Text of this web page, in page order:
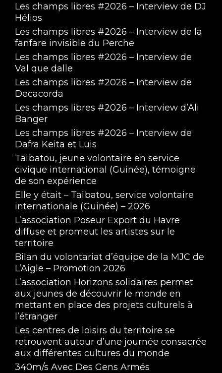
Chemin D'Aventure, Lea - 24 Août 2022
Aug 24, 2022 • 35:59
Chemin D'Aventure, Sabina - 10 Août 2022
Aug 10, 2022 • 32:44
Chemin D'Aventure, Lara - 27 Juillet 2022
Jul 27, 2022 • 30:56
Les champs libres #2026 – Interview de DJ
Hélios
Les champs libres #2026 – Interview de la
fanfare invisible du Perche
Les champs libres #2026 – Interview de
Val que dalle
Les champs libres #2026 – Interview de
Decacorda
Les champs libres #2026 – Interview d’Ali
Banger
Les champs libres #2026 – Interview de
Dafra Keita et Luis
Taïbatou, jeune volontaire en service
civique international (Guinée), témoigne
de son expérience
Elle y était – Taïbatou, service volontaire
internationale (Guinée) – 2026
L’association Poseur Export du Havre
diffuse et promeut les artistes sur le
territoire
Bilan du volontariat d’équipe de la MJC de
L’Aigle – Promotion 2026
L’association Horizons solidaires permet
aux jeunes de découvrir le monde en
mettant en place des projets culturels à
l’étranger
Les centres de loisirs du territoire se
retrouvent autour d’une journée consacrée
aux différentes cultures du monde
340m/s Avec Des Gens Armés